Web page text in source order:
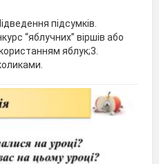
підсумків.
“яблучних” віршів або
яблук;3.